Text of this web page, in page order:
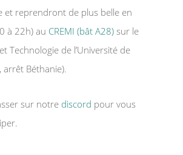
et reprendront de plus belle en
à 22h) au CREMI (bât A28) sur le
Technologie de l’Université de
arrêt Béthanie).
sur notre discord pour vous